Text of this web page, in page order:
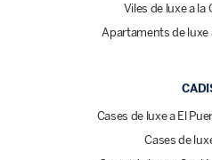
Viles de luxe a la
Apartaments de luxe
Cases de luxe a El
Cases de